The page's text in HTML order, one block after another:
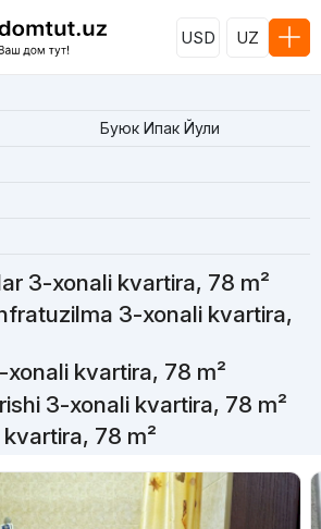
USD UZ
Буюк Ипак Йули
3-xonali kvartira, 78 m²
3-xonali kvartira,
kvartira, 78 m²
3-xonali kvartira, 78 m²
78 m²